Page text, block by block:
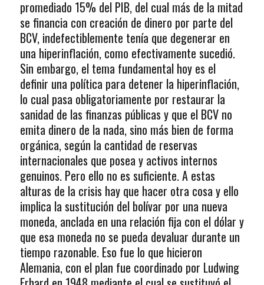
promediado 15% del PIB, del cual más de la mitad
se financia con creación de dinero por parte del
BCV, indefectiblemente tenía que degenerar en
una hiperinflación, como efectivamente sucedió.
Sin embargo, el tema fundamental hoy es el
definir una política para detener la hiperinflación,
lo cual pasa obligatoriamente por restaurar la
sanidad de las finanzas públicas y que el BCV no
emita dinero de la nada, sino más bien de forma
orgánica, según la cantidad de reservas
internacionales que posea y activos internos
genuinos. Pero ello no es suficiente. A estas
alturas de la crisis hay que hacer otra cosa y ello
implica la sustitución del bolívar por una nueva
moneda, anclada en una relación fija con el dólar y
que esa moneda no se pueda devaluar durante un
tiempo razonable. Eso fue lo que hicieron
Alemania, con el plan fue coordinado por Ludwing